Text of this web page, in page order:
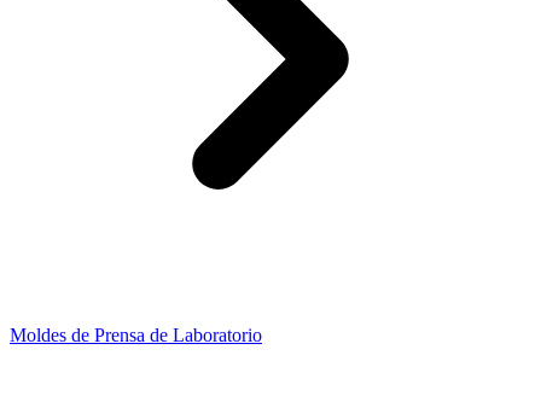
Moldes de Prensa de Laboratorio